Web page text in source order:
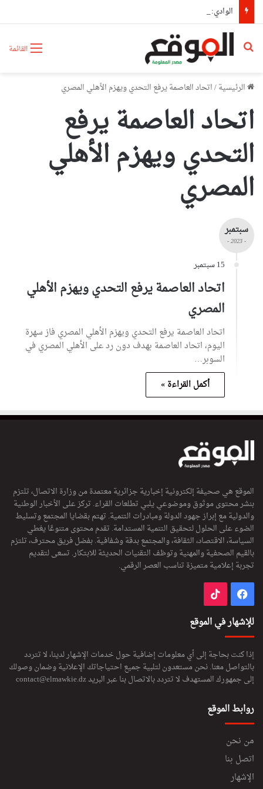
الوادي: وفاة شخص وإصابة 3 آخرين في حادث مرور
القائمة بحث عن
الرئيسية/اتحاد العاصمة يرفع التحدي ويهزم الأهلي المصري
اتحاد العاصمة يرفع
التحدي ويهزم الأهلي
المصري
سبتمبر
- 2023 -
15 سبتمبر
اتحاد العاصمة يرفع التحدي ويهزم الأهلي
المصري
اتحاد العاصمة يرفع التحدي ويهزم الأهلي المصري فاز سهرة
اليوم، اتحاد العاصمة بهدف دون رد على الأهلي المصري في
السوبر…
أكمل القراءة »
الموقع هي صحيفة إلكترونية إخبارية جزائرية معتمدة من وزارة الاتصال، تلتزم
بنشر محتوى موثوق وموضوعي يلبي تطلعات القراء. تركز على الأخبار الوطنية
والدولية مع إبراز جهود الدولة ومبادرات التنمية. تهتم بقضايا المجتمع وتسليط
الضوء على الحلول لتحقيق التنمية المستدامة. تقدم محتوى متنوعًا يغطي
السياسة، الاقتصاد، الثقافة، والمجتمع بدقة وشفافية. بفضل فريق محترف، تلتزم
بالقيم الصحفية والمهنية وتوظف التقنيات الحديثة للابتكار. تسعى لتقديم
تجربة إعلامية متميزة تناسب العصر الرقمي.
فيسبوك
للإشهار في الموقع
إذا كنت بحاجة إلى أي معلومات إضافية حول خدمات الإشهار لدينا، لا تتردد
بالتواصل معنا. نحن مستعدون لتلبية جميع احتياجاتك الإعلانية وضمان وصولك
إلى جمهورك المستهدف لا تتردد بالاتصال بنا عبر البريدcontact@elmawkie.dz
روابط الموقع
من نحن
اتصل بنا
الإشهار